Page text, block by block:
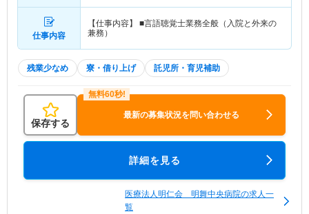
仕事内容
【仕事内容】 ■言語聴覚士業務全般（入院と外来の
兼務）
残業少なめ 寮・借り上げ 託児所・育児補助
保存する
最新の募集状況を問い合わせる
詳細を見る
医療法人明仁会 明舞中央病院の求人一
覧